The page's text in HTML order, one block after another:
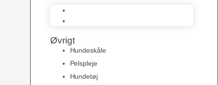
Øvrigt
Hundeskåle
Pelspleje
Hundetøj